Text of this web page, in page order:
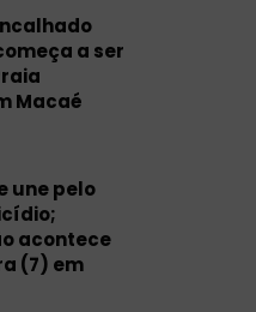
a ser
Macaé
une pelo
acontece
(7) em